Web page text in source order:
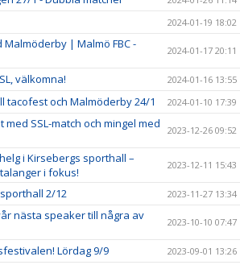
2024-01-19 18:02
| Malmö FBC -
2024-01-17 20:11
välkomna! 2024-01-16 13:55
tacofest och Malmöderby 24/1 2024-01-10 17:39
med SSL-match och mingel med
2023-12-26 09:52
i Kirsebergs sporthall –
i fokus!
2023-12-11 15:43
2/12 2023-11-27 13:34
nästa speaker till några av
2023-10-10 07:47
Lördag 9/9 2023-09-01 13:26